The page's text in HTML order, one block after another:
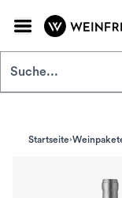
Startseite